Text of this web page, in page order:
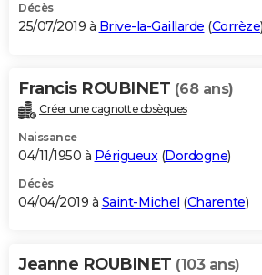
Décès
25/07/2019 à Brive-la-Gaillarde (Corrèze)
Francis ROUBINET (68 ans)
Créer une cagnotte obsèques
Naissance
04/11/1950 à Périgueux(Dordogne)
Décès
04/04/2019 à Saint-Michel (Charente)
Jeanne ROUBINET (103 ans)